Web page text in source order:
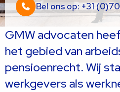
Bel ons op: +31
GMW advocaten
het gebied van
pensioenrecht. Wij
werkgevers als